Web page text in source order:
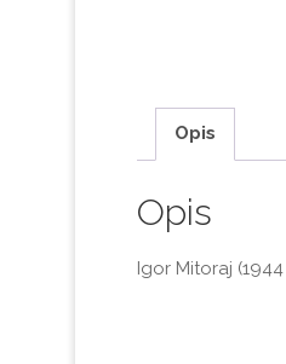
Opis
Opis
Igor Mitoraj